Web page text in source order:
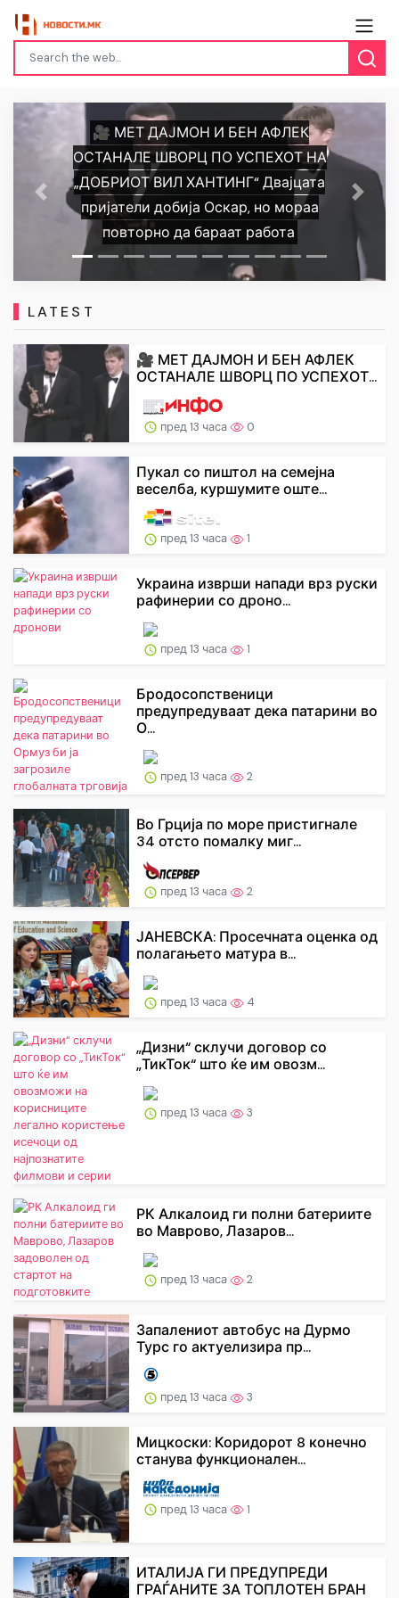
🎥 МЕТ ДАЈМОН И БЕН АФЛЕК
ОСТАНАЛЕ ШВОРЦ ПО УСПЕХОТ НА
„ДОБРИОТ ВИЛ ХАНТИНГ“ Двајцата
пријатели добија Оскар, но мораа
повторно да бараат работа
Previous Next
LATEST
🎥 МЕТ ДАЈМОН И БЕН АФЛЕК
ОСТАНАЛЕ ШВОРЦ ПО УСПЕХОТ...
пред 13 часа 0
Пукал со пиштол на семејна
веселба, куршумите оште...
пред 13 часа 1
Украина изврши напади врз руски
рафинерии со дроно...
пред 13 часа 1
Бродосопственици
предупредуваат дека патарини во
О...
пред 13 часа 2
Во Грција по море пристигнале
34 отсто помалку миг...
пред 13 часа 2
ЈАНЕВСКА: Просечната оценка од
полагањето матура в...
пред 13 часа 4
„Дизни“ склучи договор со
„ТикТок“ што ќе им овозм...
пред 13 часа 3
РК Алкалоид ги полни батериите
во Маврово, Лазаров...
пред 13 часа 2
Запалениот автобус на Дурмо
Турс го актуелизира пр...
пред 13 часа 3
Мицкоски: Коридорот 8 конечно
станува функционален...
пред 13 часа 1
ИТАЛИЈА ГИ ПРЕДУПРЕДИ
ГРАЃАНИТЕ ЗА ТОПЛОТЕН БРАН